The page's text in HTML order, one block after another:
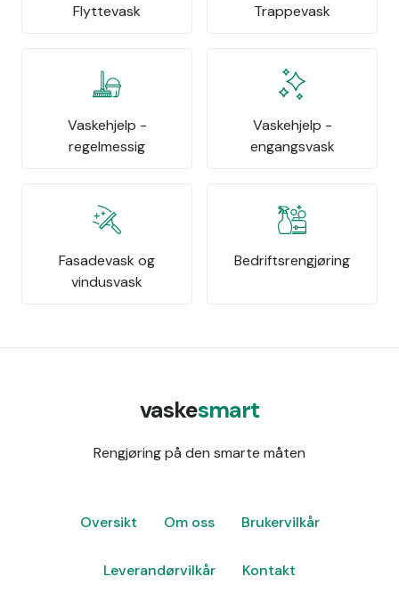
Flyttevask Trappevask
Vaskehjelp -
regelmessig
Vaskehjelp -
engangsvask
Fasadevask og
vindusvask
Bedriftsrengjøring
vaskesmart
Rengjøring på den smarte måten
Oversikt Om oss Brukervilkår
Leverandørvilkår Kontakt